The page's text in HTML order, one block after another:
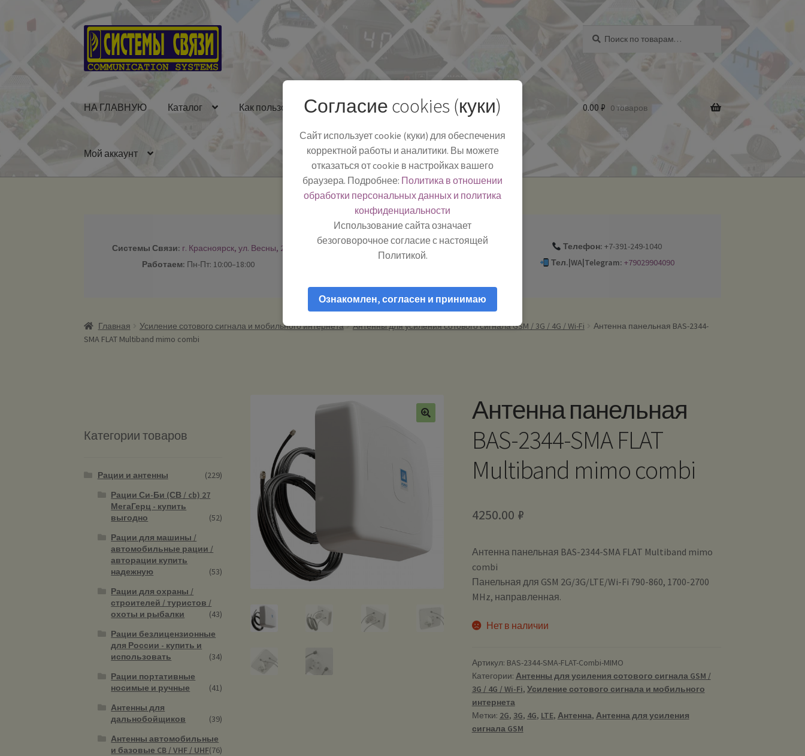
Перейти
к
навигации
Перейти
к
содержимому
НА ГЛАВНУЮ Каталог Как пользоваться Полезная информация БЛОГ
Мой аккаунт
0.00 ₽ 0 товаров
Системы Связи: г. Красноярск, ул. Весны, 2
Работаем: Пн-Пт: 10:00–18:00
-
Телефон: +7-391-249-1040
Тел.|WA|Telegram: +79029904090
Главная Усиление сотового сигнала и мобильного интернета Антенны для усиления сотового сигнала GSM / 3G / 4G / Wi-Fi
Антенна панельная BAS-2344-
SMA FLAT Multiband mimo combi
Антенна панельная
BAS-2344-SMA FLAT
Multiband mimo combi
4250.00 ₽
Антенна панельная BAS-2344-SMA FLAT Multiband mimo
combi
Панельная для GSM 2G/3G/LTE/Wi-Fi 790-860, 1700-2700
MHz, направленная.
Нет в наличии
Артикул: BAS-2344-SMA-FLAT-Combi-MIMO
Категории: Антенны для усиления сотового сигнала GSM /
3G / 4G / Wi-Fi, Усиление сотового сигнала и мобильного
интернета
Метки: 2G, 3G, 4G, LTE, Антенна, Антенна для усиления
сигнала GSM
Категории товаров
Рации и антенны
(229)
Рации Си-Би (СВ / cb) 27
МегаГерц - купить
выгодно
(52)
Рации для машины /
автомобильные рации /
авторации купить
надежную
(53)
Рации для охраны /
строителей / туристов /
охоты и рыбалки
(43)
Рации безлицензионные
для России - купить и
использовать
(34)
Рации портативные
носимые и ручные
(41)
Антенны для
дальнобойщиков
(39)
Антенны автомобильные
и базовые CB / VHF / UHF(76)
Согласие cookies (куки)
Сайт использует cookie (куки) для обеспечения
корректной работы и аналитики. Вы можете
отказаться от cookie в настройках вашего
браузера. Подробнее: Политика в отношении
обработки персональных данных и политика
конфиденциальности
Использование сайта означает
безоговорочное согласие с настоящей
Политикой.
Ознакомлен, согласен и принимаю